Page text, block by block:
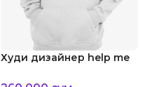
Худи дизайнер help me